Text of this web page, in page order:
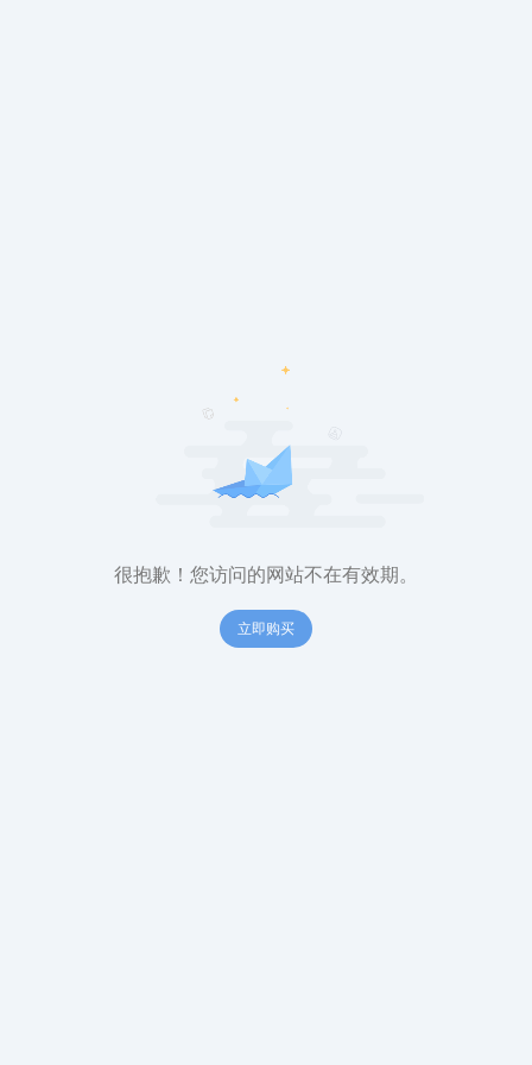
很抱歉！您访问的网站不在有效期。
立即购买